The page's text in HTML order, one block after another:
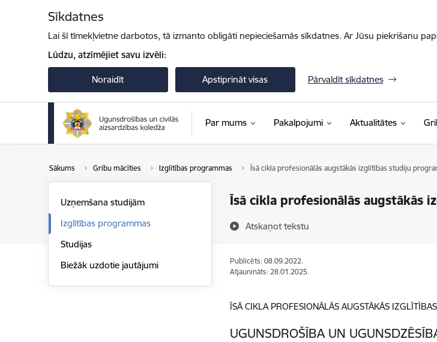
Sīkdatnes
Lai šī tīmekļvietne darbotos, tā izmanto obligāti nepieciešamās sīkdatnes. Ar Jūsu piekrišanu
Lūdzu, atzīmējiet savu izvēli:
Noraidīt Apstiprināt visas Pārvaldīt sīkdatnes
Par mums Pakalpojumi Aktualitātes
Sākums Gribu mācīties Izglītības programmas Īsā cikla profesionālās augstākās izglītības studiju
Īsā cikla profesionālās augstākās
Atskaņot tekstu
Uzņemšana studijām
Izglītības programmas
Studijas
Biežāk uzdotie jautājumi
Publicēts: 08.09.2022.
Atjaunināts: 28.01.2025.
ĪSĀ CIKLA PROFESIONĀLĀS AUGSTĀKĀS
UGUNSDROŠĪBA UN